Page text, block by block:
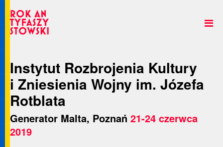
Instytut Rozbrojenia Kultury
i Zniesienia Wojny im. Józefa
Rotblata
Generator Malta, Poznań 21-24 czerwca
2019